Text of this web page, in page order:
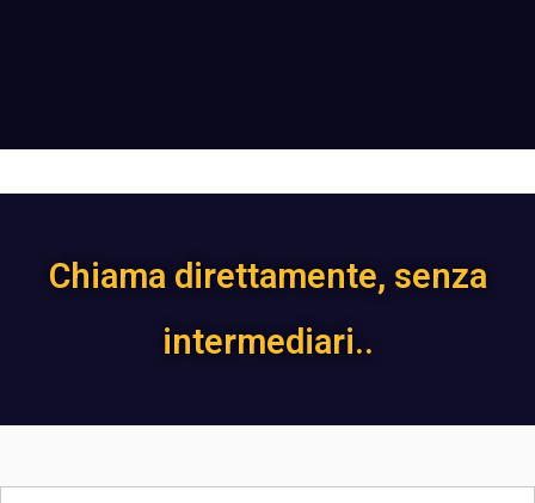
Chiama direttamente, senza
intermediari..